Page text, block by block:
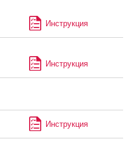
Инструкция
Инструкция
Инструкция